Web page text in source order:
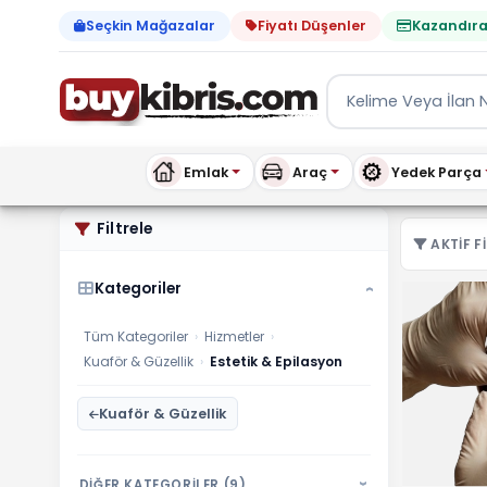
Seçkin Mağazalar Fiyatı Düşenler
Emlak Araç Yedek Parça
Hizmetler Estetik &
Filtrele
Kategoriler ›
Tüm Kategoriler › Hizmetler ›
Kuaför & Güzellik › Estetik & Epilasyon
Kuaför & Güzellik
›
AKTIF